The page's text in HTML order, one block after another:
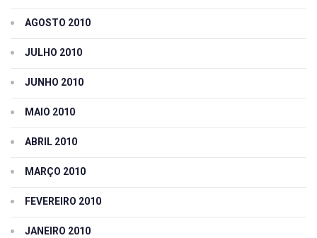
AGOSTO 2010
JULHO 2010
JUNHO 2010
MAIO 2010
ABRIL 2010
MARÇO 2010
FEVEREIRO 2010
JANEIRO 2010